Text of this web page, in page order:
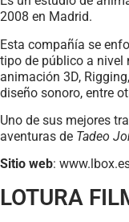
2008 en Madrid.
Esta compañía se
tipo de público a nivel
animación 3D,
diseño sonoro, entre
Uno de sus mejores
aventuras de Tadeo
Sitio web:
LOTURA